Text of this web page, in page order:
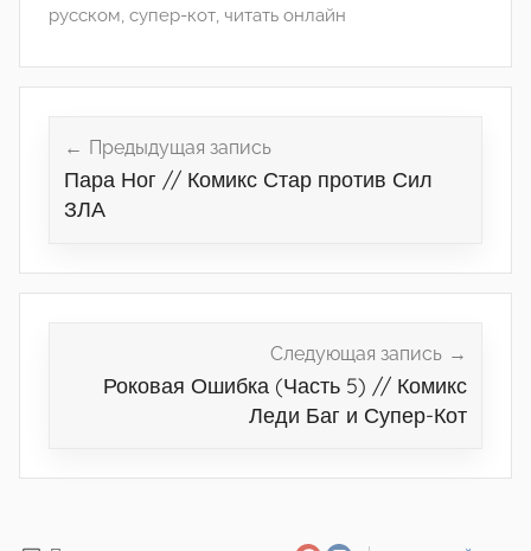
русском, супер-кот, читать онлайн
записям
Предыдущая запись
Пара Ног // Комикс Стар против Сил
ЗЛА
Следующая запись
Роковая Ошибка (Часть 5) // Комикс
Леди Баг и Супер-Кот